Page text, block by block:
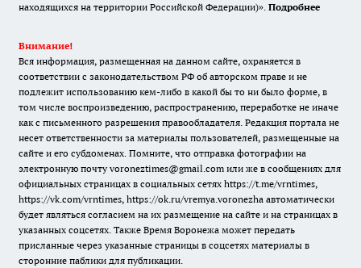
находящихся на территории Российской Федерации)». Подробнее
Внимание!
Вся информация, размещенная на данном сайте, охраняется в
соответствии с законодательством РФ об авторском праве и не
подлежит использованию кем-либо в какой бы то ни было форме, в
том числе воспроизведению, распространению, переработке не иначе
как с письменного разрешения правообладателя. Редакция портала не
несет ответственности за материалы пользователей, размещенные на
сайте и его субдоменах. Помните, что отправка фотографии на
электронную почту voroneztimes@gmail.com или же в сообщениях для
официальных страницах в социальных сетях https://t.me/vrntimes,
https://vk.com/vrntimes, https://ok.ru/vremya.voronezha автоматически
будет являться согласием на их размещение на сайте и на страницах в
указанных соцсетях. Также Время Воронежа может передать
присланные через указанные страницы в соцсетях материалы в
сторонние паблики для публикации.